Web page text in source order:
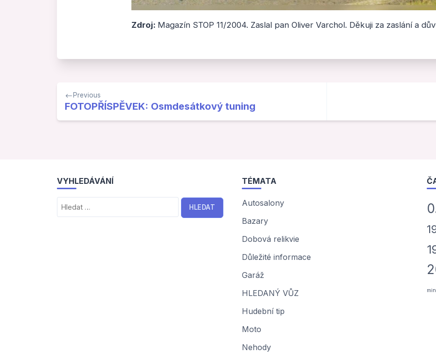
Zdroj: Magazín STOP 11/2004. Zaslal pan Oliver Varchol. Děkuji za zaslání a
Navigace
pro
příspěvek
Previous
FOTOPŘÍSPĚVEK: Osmdesátkový tuning
VYHLEDÁVÁNÍ
Vyhledávání
TÉMATA
Autosalony
Bazary
Dobová relikvie
Důležité informace
Garáž
HLEDANÝ VŮZ
Hudební tip
Moto
Nehody